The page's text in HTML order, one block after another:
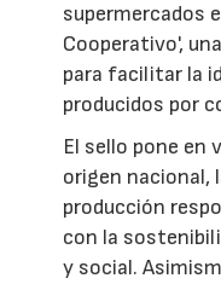
supermercados
Cooperativo',
para facilitar la
producidos por
El sello pone en
origen nacional,
producción
con la
y social.